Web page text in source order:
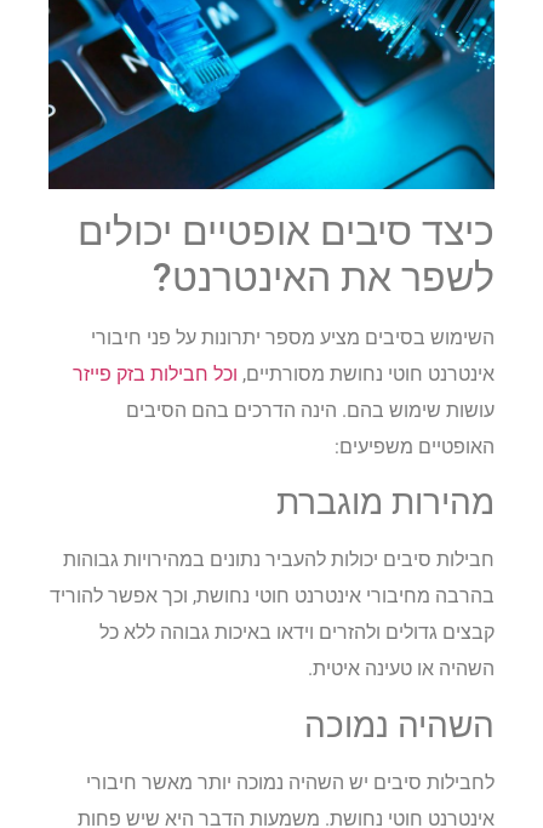
כיצד סיבים אופטיים יכולים
לשפר את האינטרנט?
השימוש בסיבים מציע מספר יתרונות על פני חיבורי
אינטרנט חוטי נחושת מסורתיים,וכל חבילות בזק פייזר
עושות שימוש בהם. הינה הדרכים בהם הסיבים
האופטיים משפיעים:
מהירות מוגברת
חבילות סיבים יכולות להעביר נתונים במהירויות גבוהות
בהרבה מחיבורי אינטרנט חוטי נחושת, וכך אפשר להוריד
קבצים גדולים ולהזרים וידאו באיכות גבוהה ללא כל
השהיה או טעינה איטית.
השהיה נמוכה
לחבילות סיבים יש השהיה נמוכה יותר מאשר חיבורי
אינטרנט חוטי נחושת. משמעות הדבר היא שיש פחות